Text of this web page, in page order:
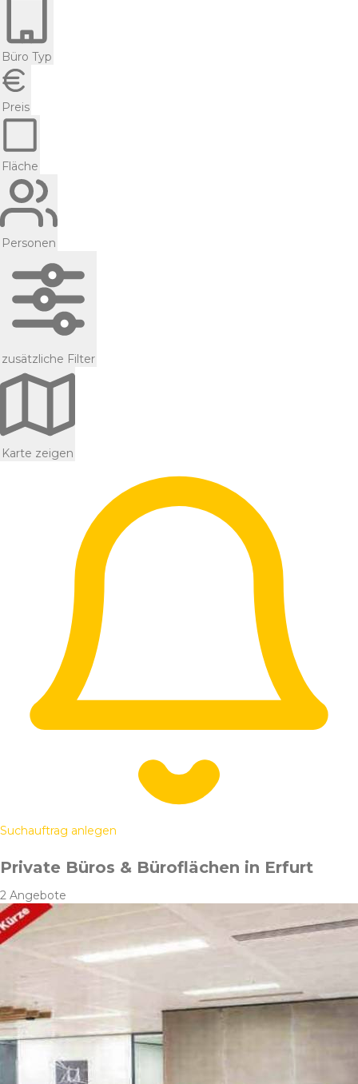
Büro Typ
Preis
Fläche
Personen
zusätzliche Filter
Karte zeigen
Suchauftrag anlegen
Private Büros & Büroflächen in Erfurt
2 Angebote